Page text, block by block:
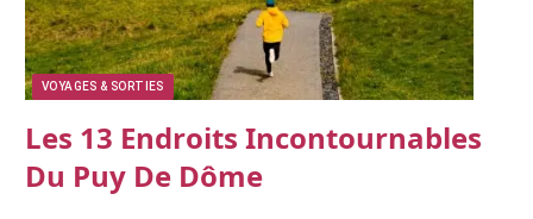
VOYAGES & SORTIES
Les 13 Endroits Incontournables
Du Puy De Dôme